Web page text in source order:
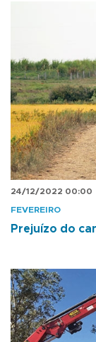
24/12/2022 00:00
FEVEREIRO
Prejuízo do